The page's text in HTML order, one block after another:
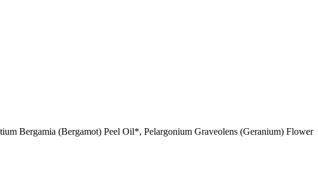
Bergamia (Bergamot) Peel Oil*, Pelargonium Graveolens (Geranium) Flower